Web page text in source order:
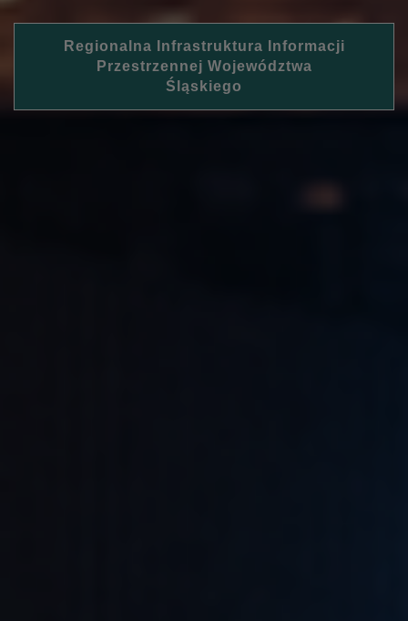
Regionalna Infrastruktura Informacji
Przestrzennej Województwa
Śląskiego